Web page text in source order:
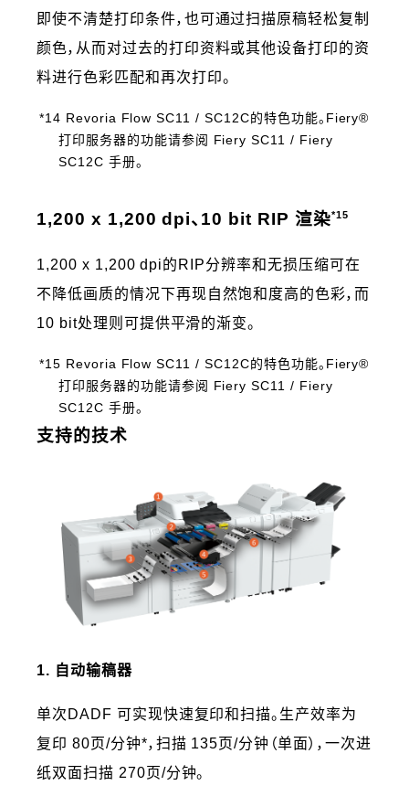
即使不清楚打印条件，也可通过扫描原稿轻松复制
颜色，从而对过去的打印资料或其他设备打印的资
料进行色彩匹配和再次打印。
*14 Revoria Flow SC11 / SC12C的特色功能。Fiery®
打印服务器的功能请参阅 Fiery SC11 / Fiery
SC12C 手册。
1,200 x 1,200 dpi、10 bit RIP 渲染*15
1,200 x 1,200 dpi的RIP分辨率和无损压缩可在
不降低画质的情况下再现自然饱和度高的色彩，而
10 bit处理则可提供平滑的渐变。
*15 Revoria Flow SC11 / SC12C的特色功能。Fiery®
打印服务器的功能请参阅 Fiery SC11 / Fiery
SC12C 手册。
支持的技术
1. 自动输稿器
单次DADF 可实现快速复印和扫描。生产效率为
复印 80页/分钟*，扫描 135页/分钟（单面），一次进
纸双面扫描 270页/分钟。